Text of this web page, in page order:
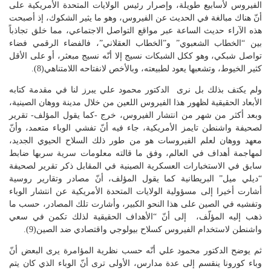
الفيروس لأسابيع طويلة، وإصرار رئيس الولايات المتحدة الأمريكية على
أنّ هناك مبالغة في الحديث عن الفيروس، وهو ما يثير الشكوك، إذ أصبحت
هذه الآراء حديث الساعة عبر مواقع التواصل الاجتماعي، مما خلق تجاذباً
بين “الخطاب الشعبوي” و”الخطاب العقلاني”، فالفضاء الرقمي فضاء
تواصل شبكي، وهو ككل الشبكات نسيج إلا أنّه نسيج مبعثر، أو على الأقل
كثير الخيوط، وتشعبها يعود لطبيعته، وبالأخص لانفتاحه اللامتناهي(8).
ولم يكتف بذلك بل نرى الدكتور محمود علي يبرز لنا في مقدمة كتابه
الأبعاد الحقيقية لظهور هذا الفيروس اللعين من خلال مدينة ووهان الصينية،
وبعد أكثر من شهر من انتشار الفيروس، خرج -كما يقول المؤلف- تقرير
لصحيفة واشنطن تايمز الأمريكية، جاء فيه أنّ تفشي الوباء متعمد، وأنّ
معهد ووهان لعلم الفيروسات هو من طور ذلك السلاح الحيوي الجديد،
لمهاجمة أهداف في العالم، وفق ما قالته معلومات سرية سربها ضابط
سابق في الاستخبارات العسكرية الصينية في المقابل ذكر تقرير لصحيفة
“ديلي ميل” البريطانية كما يقول المؤلف، أنّ مصادر وتقارير روسية
أشارت أخيرا إلى مسؤولية الولايات المتحدة الأمريكية عن انتشار الوباء
وتفشيه في الصين على هذا النحو الكبير، وأشارت تلك المصادر، حسب ما
ذهب إليه المؤلّف، إلى أنّ “الأهداف الحقيقية لذلك تكمن في سعي
واشنطن لاستخدام الفيروس كسلاح بيولوجي واقتصادي ضد الصين(9).
ثم يوضح الدكتور محمود علي أنّه حسب نظرية المؤامرة يرى البعض أنّ
وباء كورونا ينقسم إلى عدة مدارس، الأولى ترى أنّ الوباء الذي كان يتم